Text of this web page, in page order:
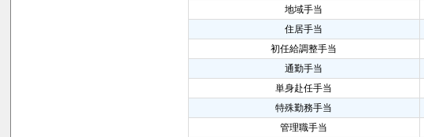
地域手当
住居手当
初任給調整手当
通勤手当
単身赴任手当
特殊勤務手当
管理職手当